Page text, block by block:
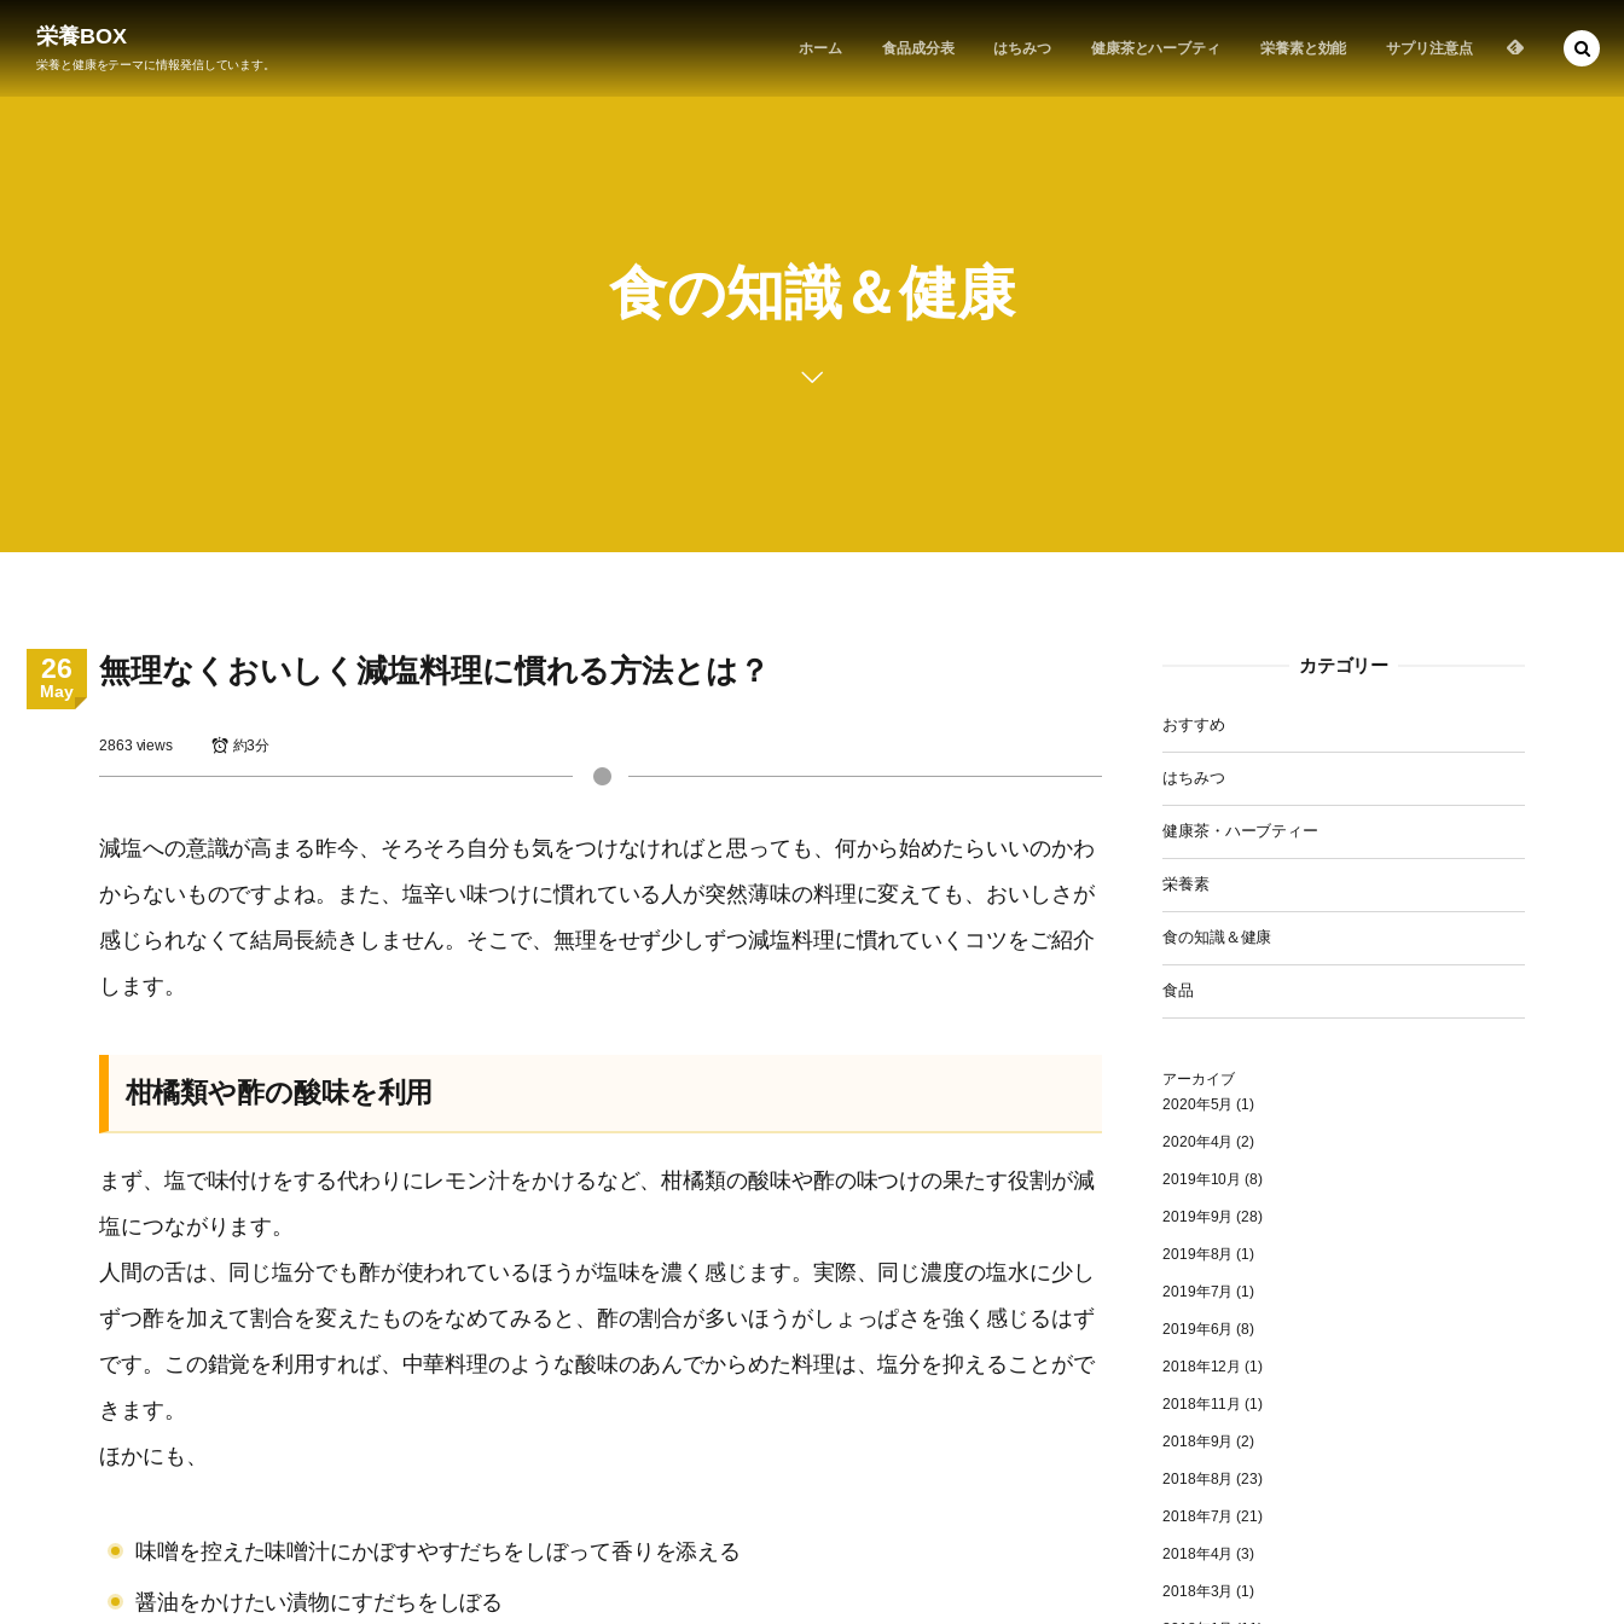
栄養BOX
栄養と健康をテーマに情報発信しています。
ホーム 食品成分表 はちみつ 健康茶とハーブティ 栄養素と効能 サプリ注意点
食の知識＆健康
26
May
無理なくおいしく減塩料理に慣れる方法とは？
2863 views 約3分
減塩への意識が高まる昨今、そろそろ自分も気をつけなければと思っても、何から始めたらいいのかわ
からないものですよね。また、塩辛い味つけに慣れている人が突然薄味の料理に変えても、おいしさが
感じられなくて結局長続きしません。そこで、無理をせず少しずつ減塩料理に慣れていくコツをご紹介
します。
柑橘類や酢の酸味を利用
まず、塩で味付けをする代わりにレモン汁をかけるなど、柑橘類の酸味や酢の味つけの果たす役割が減
塩につながります。
人間の舌は、同じ塩分でも酢が使われているほうが塩味を濃く感じます。実際、同じ濃度の塩水に少し
ずつ酢を加えて割合を変えたものをなめてみると、酢の割合が多いほうがしょっぱさを強く感じるはず
です。この錯覚を利用すれば、中華料理のような酸味のあんでからめた料理は、塩分を抑えることがで
きます。
ほかにも、
味噌を控えた味噌汁にかぼすやすだちをしぼって香りを添える
醤油をかけたい漬物にすだちをしぼる
カテゴリー
おすすめ
はちみつ
健康茶・ハーブティー
栄養素
食の知識＆健康
食品
アーカイブ
2020年5月 (1)
2020年4月 (2)
2019年10月 (8)
2019年9月 (28)
2019年8月 (1)
2019年7月 (1)
2019年6月 (8)
2018年12月 (1)
2018年11月 (1)
2018年9月 (2)
2018年8月 (23)
2018年7月 (21)
2018年4月 (3)
2018年3月 (1)